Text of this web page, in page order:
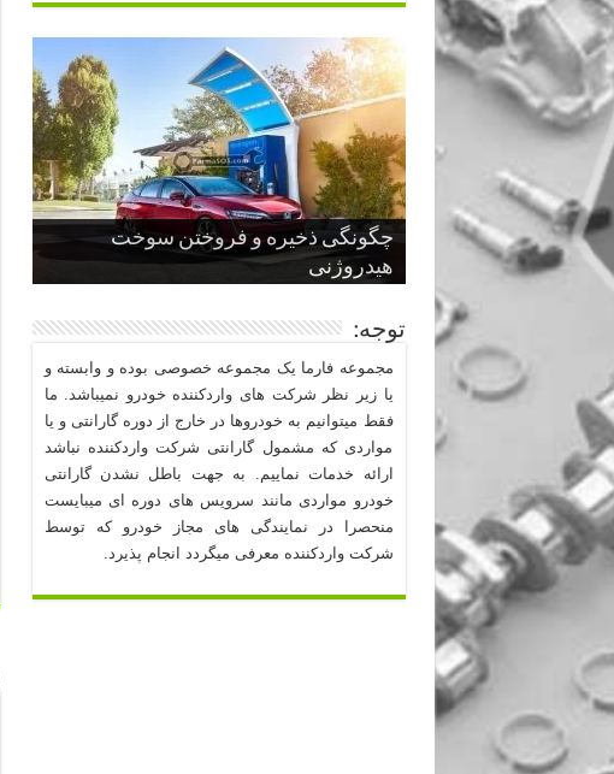
چگونگی ذخیره و فروختن سوخت
هیدروژنی
قدرتمندترین ماسل کارها یا خودروهای
عضلانی امریکایی
چرا نمک باعث خوردگی خودرو می شود؟
پنج کابین جذاب سال های اخیر صنعت
خودروسازی
از صفر تا صد طراحی خودرو قسمت
سوم
توجه:
مجموعه فارما یک مجموعه خصوصی بوده و وابسته و
یا زیر نظر شرکت های واردکننده خودرو نمیباشد. ما
فقط میتوانیم به خودروها در خارج از دوره گارانتی و یا
مواردی که مشمول گارانتی شرکت واردکننده نباشد
ارائه خدمات نماییم. به جهت باطل نشدن گارانتی
خودرو مواردی مانند سرویس های دوره ای میبایست
منحصرا در نمایندگی های مجاز خودرو که توسط
شرکت واردکننده معرفی میگردد انجام پذیرد.